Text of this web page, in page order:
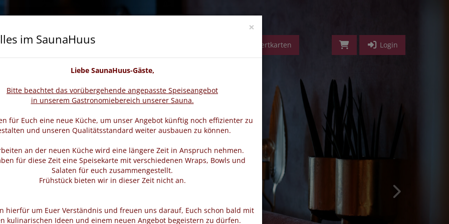
Wellness & Beauty Geldwertkarten Login
×
im SaunaHuus
Liebe SaunaHuus-Gäste,
Bitte beachtet das vorübergehende angepasste Speiseangebot
in unserem Gastronomiebereich unserer Sauna.
für Euch eine neue Küche, um unser Angebot künftig noch effizienter zu
und unseren Qualitätsstandard weiter ausbauen zu können.
an der neuen Küche wird eine längere Zeit in Anspruch nehmen.
für diese Zeit eine Speisekarte mit verschiedenen Wraps, Bowls und
Salaten für euch zusammengestellt.
Frühstück bieten wir in dieser Zeit nicht an.
hierfür um Euer Verständnis und freuen uns darauf, Euch schon bald mit
kulinarischen Ideen und einem neuen Angebot begeistern zu dürfen.